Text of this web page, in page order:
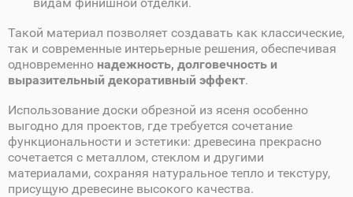
Такой материал позволяет создавать как классические,
так и современные интерьерные решения, обеспечивая
одновременно надежность, долговечность и
выразительный декоративный эффект.
Использование доски обрезной из ясеня особенно
выгодно для проектов, где требуется сочетание
функциональности и эстетики: древесина прекрасно
сочетается с металлом, стеклом и другими
материалами, сохраняя натуральное тепло и текстуру,
присущую древесине высокого качества.